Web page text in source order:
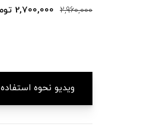
2,960,000 2,700,000 تومان
ویدیو نحوه استفاده